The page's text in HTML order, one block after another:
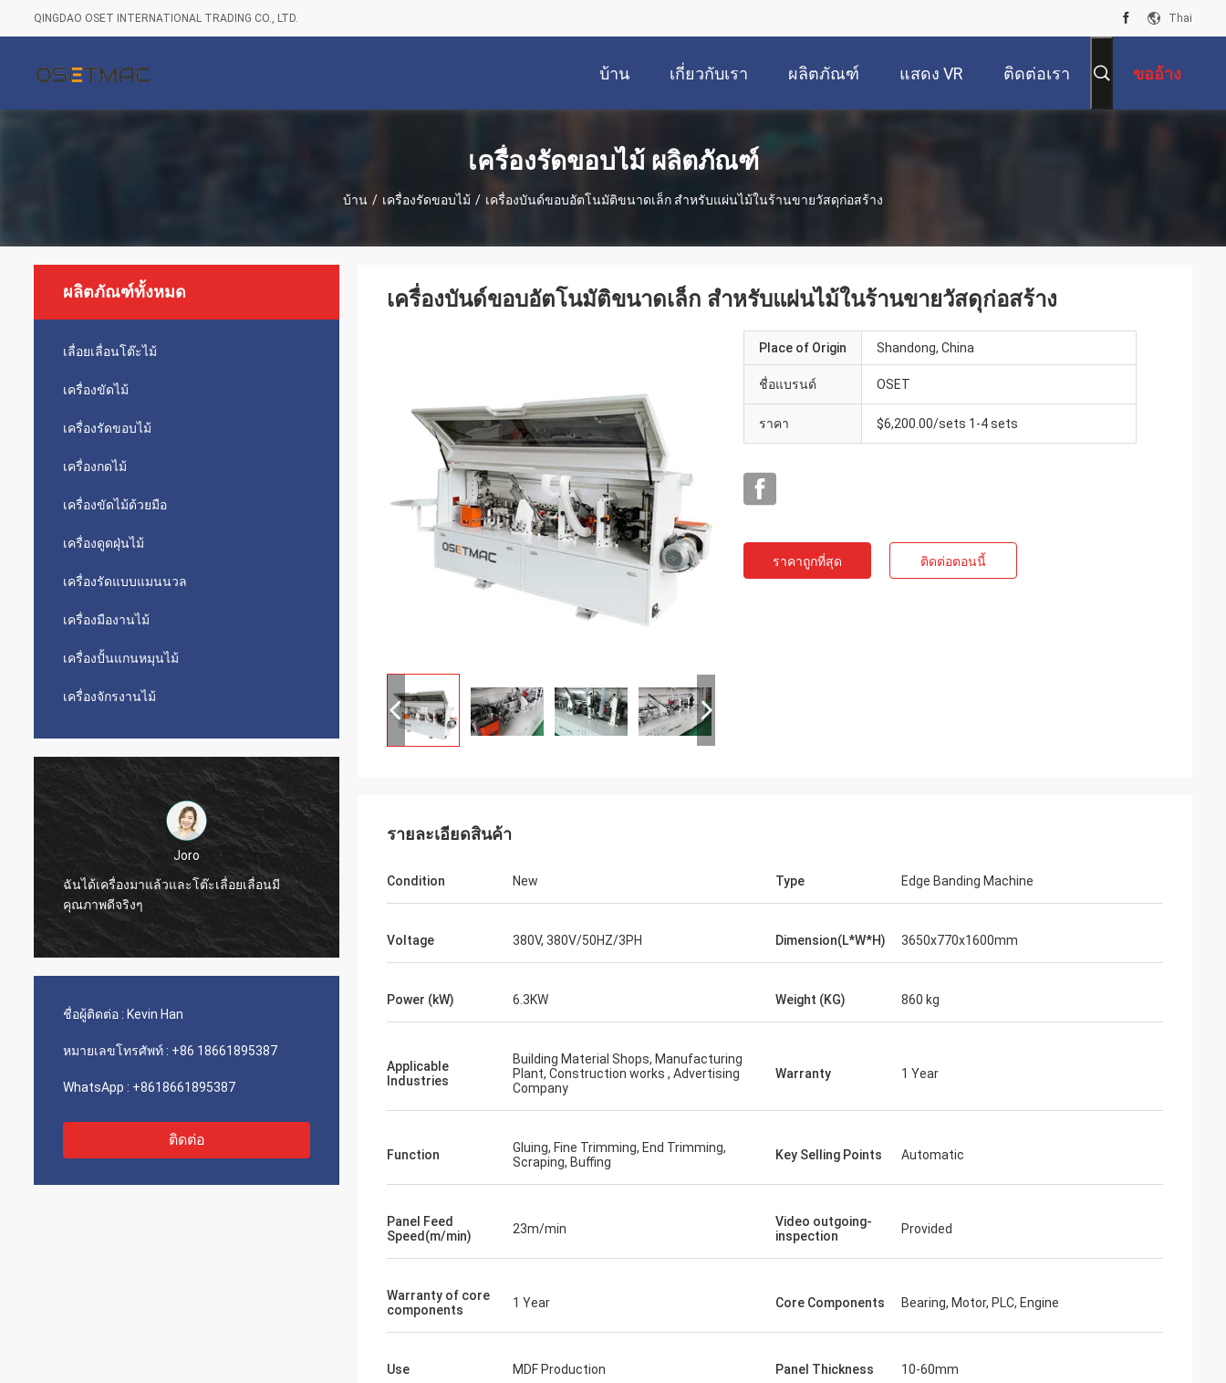
QINGDAO OSET INTERNATIONAL TRADING CO., LTD. Thai
บ้าน เกี่ยวกับเรา ผลิตภัณฑ์ แสดง VR ติดต่อเรา ขออ้าง
เครื่องรัดขอบไม้ ผลิตภัณฑ์
บ้าน / เครื่องรัดขอบไม้ / เครื่องบันด์ขอบอัตโนมัติขนาดเล็ก สําหรับแผ่นไม้ในร้านขายวัสดุก่อสร้าง
ผลิตภัณฑ์ทั้งหมด
เลื่อยเลื่อนโต๊ะไม้
เครื่องขัดไม้
เครื่องรัดขอบไม้
เครื่องกดไม้
เครื่องขัดไม้ด้วยมือ
เครื่องดูดฝุ่นไม้
เครื่องรัดแบบแมนนวล
เครื่องมืองานไม้
เครื่องปั้นแกนหมุนไม้
เครื่องจักรงานไม้
Joro
ฉันได้เครื่องมาแล้วและโต๊ะเลื่อยเลื่อนมี
คุณภาพดีจริงๆ
ชื่อผู้ติดต่อ : Kevin Han
หมายเลขโทรศัพท์ : +86 18661895387
WhatsApp : +8618661895387
ติดต่อ
เครื่องบันด์ขอบอัตโนมัติขนาดเล็ก สําหรับแผ่นไม้ในร้านขายวัสดุก่อสร้าง
Place of Origin Shandong, China
ชื่อแบรนด์ OSET
ราคา $6,200.00/sets 1-4 sets
ราคาถูกที่สุด ติดต่อตอนนี้
รายละเอียดสินค้า
Condition New Type Edge Banding Machine
Voltage 380V, 380V/50HZ/3PH Dimension(L*W*H) 3650x770x1600mm
Power (kW) 6.3KW Weight (KG) 860 kg
Applicable
Industries
Building Material Shops, Manufacturing
Plant, Construction works , Advertising
Company
Warranty 1 Year
Function
Gluing, Fine Trimming, End Trimming,
Scraping, Buffing
Key Selling Points Automatic
Panel Feed
Speed(m/min)
23m/min
Video outgoing-
inspection
Provided
Warranty of core
components
1 Year Core Components Bearing, Motor, PLC, Engine
Use MDF Production Panel Thickness 10-60mm